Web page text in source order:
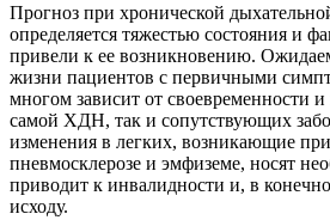
Прогноз при хронической
определяется тяжестью состояния и
привели к ее возникновению.
жизни пациентов с первичными
многом зависит от своевременности и
самой ХДН, так и сопутствующих
изменения в легких, возникающие
пневмосклерозе и эмфиземе, носят
приводит к инвалидности и, в
исходу.